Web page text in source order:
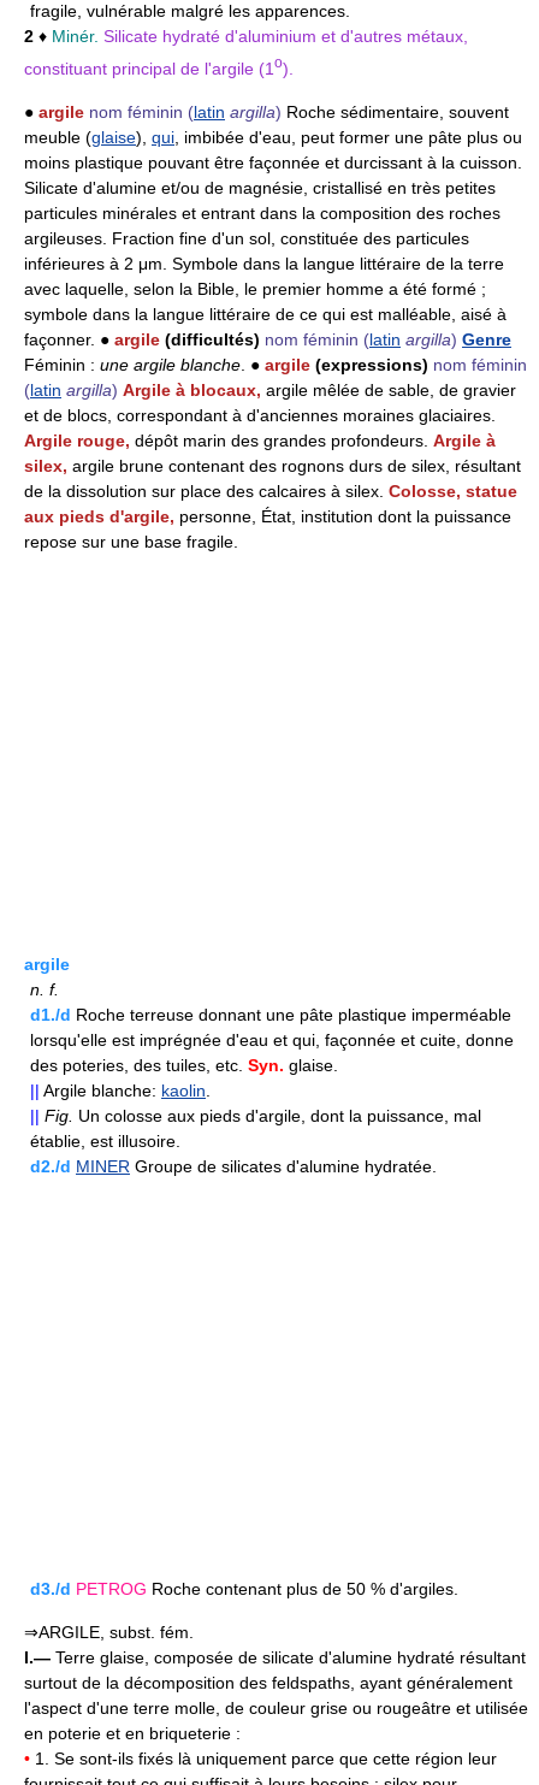
fragile, vulnérable malgré les apparences.
2 ♦ Minér. Silicate hydraté d'aluminium et d'autres métaux,
constituant principal de l'argile (1 o).
● argile nom féminin (latin argilla) Roche sédimentaire, souvent
meuble (glaise), qui , imbibée d'eau, peut former une pâte plus ou
moins plastique pouvant être façonnée et durcissant à la cuisson.
Silicate d'alumine et/ou de magnésie, cristallisé en très petites
particules minérales et entrant dans la composition des roches
argileuses. Fraction fine d'un sol, constituée des particules
inférieures à 2 μm. Symbole dans la langue littéraire de la terre
avec laquelle, selon la Bible, le premier homme a été formé ;
symbole dans la langue littéraire de ce qui est malléable, aisé à
façonner. ● argile (difficultés) nom féminin (latin argilla) Genre
Féminin : une argile blanche . ● argile (expressions) nom féminin
(latin argilla) Argile à blocaux, argile mêlée de sable, de gravier
et de blocs, correspondant à d'anciennes moraines glaciaires.
Argile rouge, dépôt marin des grandes profondeurs. Argile à
silex, argile brune contenant des rognons durs de silex, résultant
de la dissolution sur place des calcaires à silex. Colosse, statue
aux pieds d'argile, personne, État, institution dont la puissance
repose sur une base fragile.
argile
n. f.
d1./d Roche terreuse donnant une pâte plastique imperméable
lorsqu'elle est imprégnée d'eau et qui, façonnée et cuite, donne
des poteries, des tuiles, etc. Syn. glaise.
|| Argile blanche: kaolin
|| Fig. Un colosse aux pieds d'argile, dont la puissance, mal
établie, est illusoire.
d2./d MINER Groupe de silicates d'alumine hydratée.
d3./d PETROG Roche contenant plus de 50 % d'argiles.
⇒ARGILE, subst. fém.
I.— Terre glaise, composée de silicate d'alumine hydraté résultant
surtout de la décomposition des feldspaths, ayant généralement
l'aspect d'une terre molle, de couleur grise ou rougeâtre et utilisée
en poterie et en briqueterie :
• 1. Se sont-ils fixés là uniquement parce que cette région leur